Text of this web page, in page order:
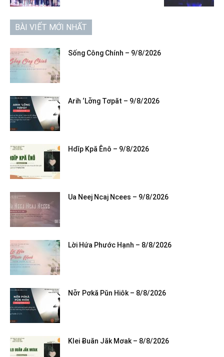
BÀI VIẾT MỚI NHẤT
Sống Công Chính – 9/8/2026
Arih ‘Lơ̆ng Tơpăt – 9/8/2026
Hdĭp Kpă Ênô – 9/8/2026
Ua Neej Ncaj Ncees – 9/8/2026
Lời Hứa Phước Hạnh – 8/8/2026
Nơ̆r Pơkă Pŭn Hiôk – 8/8/2026
Klei Ƀuăn Jăk Mơak – 8/8/2026